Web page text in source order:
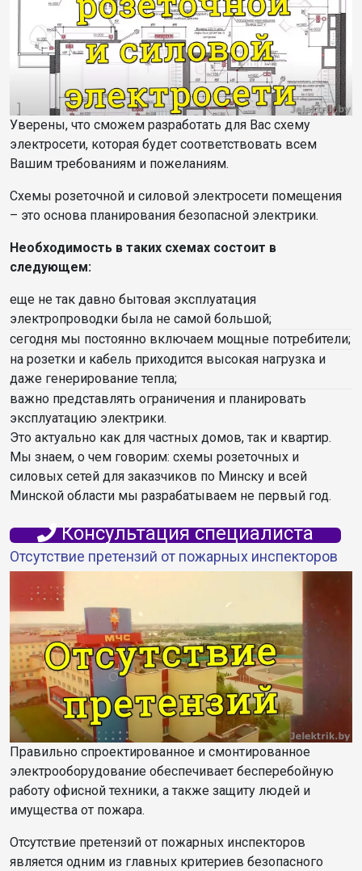
Уверены, что сможем разработать для Вас схему
электросети, которая будет соответствовать всем
Вашим требованиям и пожеланиям.
Схемы розеточной и силовой электросети помещения
– это основа планирования безопасной электрики.
Необходимость в таких схемах состоит в
следующем:
еще не так давно бытовая эксплуатация
электропроводки была не самой большой;
сегодня мы постоянно включаем мощные потребители;
на розетки и кабель приходится высокая нагрузка и
даже генерирование тепла;
важно представлять ограничения и планировать
эксплуатацию электрики.
Это актуально как для частных домов, так и квартир.
Мы знаем, о чем говорим: схемы розеточных и
силовых сетей для заказчиков по Минску и всей
Минской области мы разрабатываем не первый год.
Консультация специалиста
Отсутствие претензий от пожарных инспекторов
Правильно спроектированное и смонтированное
электрооборудование обеспечивает бесперебойную
работу офисной техники, а также защиту людей и
имущества от пожара.
Отсутствие претензий от пожарных инспекторов
является одним из главных критериев безопасного